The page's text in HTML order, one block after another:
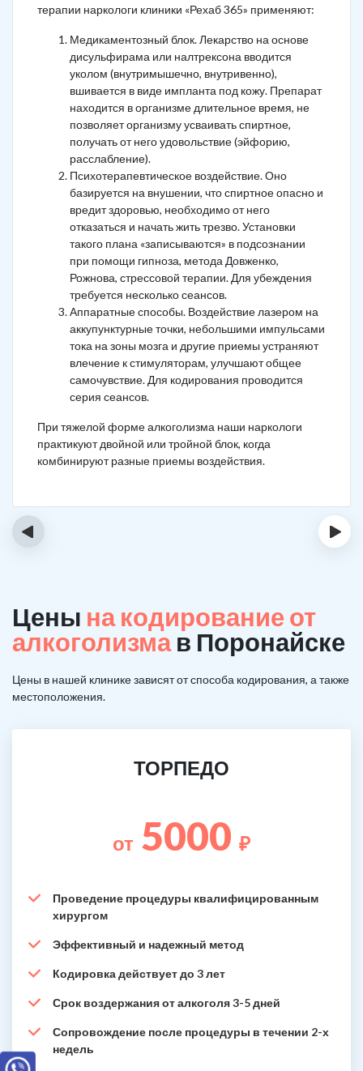
терапии наркологи клиники «Рехаб 365» применяют:
Медикаментозный блок. Лекарство на основе
дисульфирама или налтрексона вводится
уколом (внутримышечно, внутривенно),
вшивается в виде импланта под кожу. Препарат
находится в организме длительное время, не
позволяет организму усваивать спиртное,
получать от него удовольствие (эйфорию,
расслабление).
Психотерапевтическое воздействие. Оно
базируется на внушении, что спиртное опасно и
вредит здоровью, необходимо от него
отказаться и начать жить трезво. Установки
такого плана «записываются» в подсознании
при помощи гипноза, метода Довженко,
Рожнова, стрессовой терапии. Для убеждения
требуется несколько сеансов.
Аппаратные способы. Воздействие лазером на
аккупунктурные точки, небольшими импульсами
тока на зоны мозга и другие приемы устраняют
влечение к стимуляторам, улучшают общее
самочувствие. Для кодирования проводится
серия сеансов.
При тяжелой форме алкоголизма наши наркологи
практикуют двойной или тройной блок, когда
комбинируют разные приемы воздействия.
‹ ›
Цены на кодирование от
алкоголизмав Поронайске
Цены в нашей клинике зависят от способа кодирования, а также
местоположения.
ТОРПЕДО
от 5000 ₽
Проведение процедуры квалифицированным
хирургом
Эффективный и надежный метод
Кодировка действует до 3 лет
Срок воздержания от алкоголя 3-5 дней
Сопровождение после процедуры в течении 2-х
недель